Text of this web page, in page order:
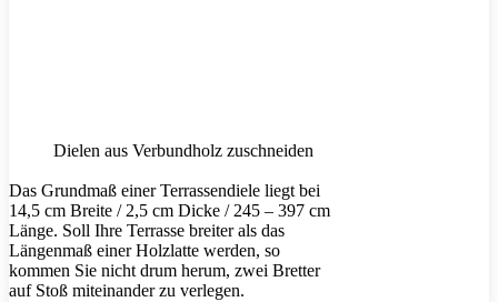
Dielen aus Verbundholz zuschneiden
Das Grundmaß einer Terrassendiele liegt bei
14,5 cm Breite / 2,5 cm Dicke / 245 – 397 cm
Länge. Soll Ihre Terrasse breiter als das
Längenmaß einer Holzlatte werden, so
kommen Sie nicht drum herum, zwei Bretter
auf Stoß miteinander zu verlegen.